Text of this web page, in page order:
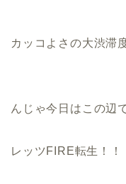
カッコよさの大渋
んじゃ今日はこの辺
レッツFIRE転生！！